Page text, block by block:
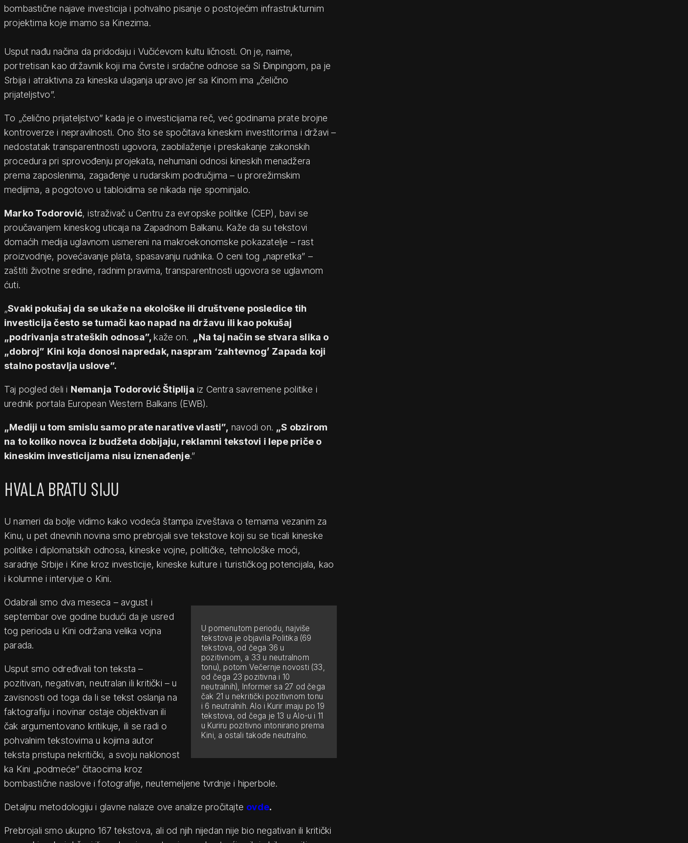
bombastične najave investicija i pohvalno pisanje o postojećim infrastrukturnim
projektima koje imamo sa Kinezima.
Usput nađu načina da pridodaju i Vučićevom kultu ličnosti. On je, naime,
portretisan kao državnik koji ima čvrste i srdačne odnose sa Si Đinpingom, pa je
Srbija i atraktivna za kineska ulaganja upravo jer sa Kinom ima „čelično
prijateljstvo”.
To „čelično prijateljstvo” kada je o investicijama reč, već godinama prate brojne
kontroverze i nepravilnosti. Ono što se spočitava kineskim investitorima i državi –
nedostatak transparentnosti ugovora, zaobilaženje i preskakanje zakonskih
procedura pri sprovođenju projekata, nehumani odnosi kineskih menadžera
prema zaposlenima, zagađenje u rudarskim područjima – u prorežimskim
medijima, a pogotovo u tabloidima se nikada nije spominjalo.
Marko Todorović, istraživač u Centru za evropske politike (CEP), bavi se
proučavanjem kineskog uticaja na Zapadnom Balkanu. Kaže da su tekstovi
domaćih medija uglavnom usmereni na makroekonomske pokazatelje – rast
proizvodnje, povećavanje plata, spasavanju rudnika. O ceni tog „napretka” –
zaštiti životne sredine, radnim pravima, transparentnosti ugovora se uglavnom
ćuti.
„Svaki pokušaj da se ukaže na ekološke ili društvene posledice tih
investicija često se tumači kao napad na državu ili kao pokušaj
„podrivanja strateških odnosa”,kaže on. „Na taj način se stvara slika o
„dobroj” Kini koja donosi napredak, naspram ‘zahtevnog’ Zapada koji
stalno postavlja uslove”.
Taj pogled deli i Nemanja Todorović Štiplija iz Centra savremene politike i
urednik portala European Western Balkans (EWB).
„Mediji u tom smislu samo prate narative vlasti”, navodi on. „S obzirom
na to koliko novca iz budžeta dobijaju, reklamni tekstovi i lepe priče o
kineskim investicijama nisu iznenađenje.”
HVALA BRATU SIJU
U nameri da bolje vidimo kako vodeća štampa izveštava o temama vezanim za
Kinu, u pet dnevnih novina smo prebrojali sve tekstove koji su se ticali kineske
politike i diplomatskih odnosa, kineske vojne, političke, tehnološke moći,
saradnje Srbije i Kine kroz investicije, kineske kulture i turističkog potencijala, kao
i kolumne i intervjue o Kini.
U pomenutom periodu, najviše
tekstova je objavila Politika (69
tekstova, od čega 36 u
pozitivnom, a 33 u neutralnom
tonu), potom Večernje novosti (33,
od čega 23 pozitivna i 10
neutralnih), Informer sa 27 od čega
čak 21 u nekritički pozitivnom tonu
i 6 neutralnih. Alo i Kurir imaju po 19
tekstova, od čega je 13 u Alo-u i 11
u Kuriru pozitivno intonirano prema
Kini, a ostali takođe neutralno.
Odabrali smo dva meseca – avgust i
septembar ove godine budući da je usred
tog perioda u Kini održana velika vojna
parada.
Usput smo određivali ton teksta –
pozitivan, negativan, neutralan ili kritički – u
zavisnosti od toga da li se tekst oslanja na
faktografiju i novinar ostaje objektivan ili
čak argumentovano kritikuje, ili se radi o
pohvalnim tekstovima u kojima autor
teksta pristupa nekritički, a svoju naklonost
ka Kini „podmeće” čitaocima kroz
bombastične naslove i fotografije, neutemeljene tvrdnje i hiperbole.
Detaljnu metodologiju i glavne nalaze ove analize pročitajte ovde.
Prebrojali smo ukupno 167 tekstova, ali od njih nijedan nije bio negativan ili kritički